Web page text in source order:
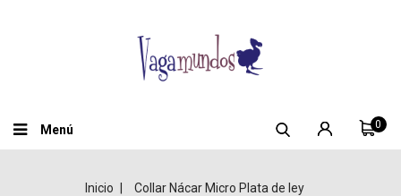
0
Menú
Inicio Collar Nácar Micro Plata de ley